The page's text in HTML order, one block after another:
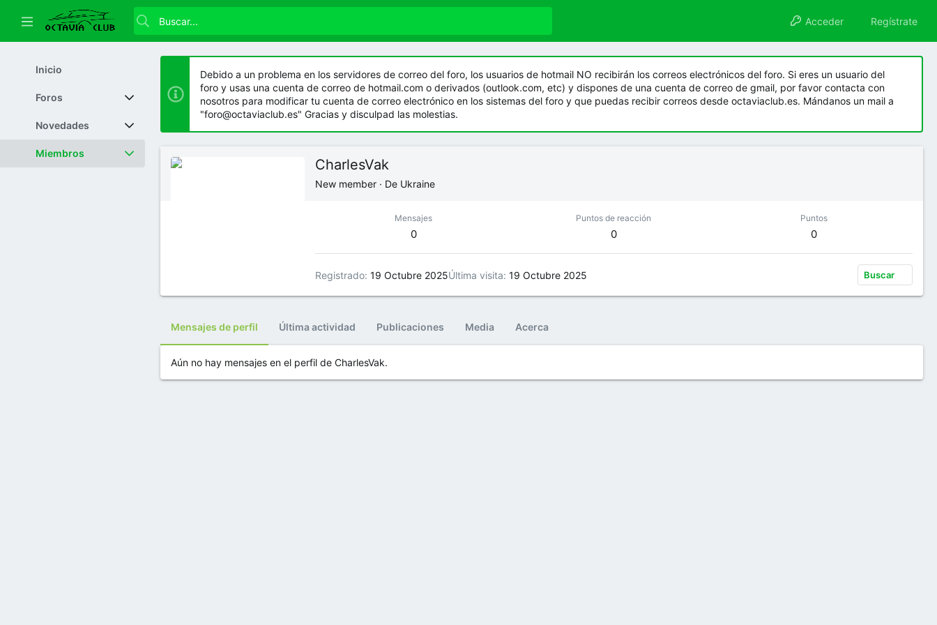
Acceder Regístrate
Inicio
Foros
Nuevos mensajes
Buscar en foros
Novedades
Featured content
Miembros
Debido a un problema en los servidores de correo del foro, los usuarios de hotmail NO recibirán los correos electrónicos del foro. Si eres un usuario del
foro y usas una cuenta de correo de hotmail.com o derivados (outlook.com, etc) y dispones de una cuenta de correo de gmail, por favor contacta con
nosotros para modificar tu cuenta de correo electrónico en los sistemas del foro y que puedas recibir correos desde octaviaclub.es. Mándanos un mail a
"foro@octaviaclub.es" Gracias y disculpad las molestias.
CharlesVak
New member · De Ukraine
Mensajes
0
Puntos de reacción
0
Puntos
0
Registrado 19 Octubre 2025Última visita 19 Octubre 2025 Buscar
Mensajes de perfil Última actividad Publicaciones Media Acerca
Aún no hay mensajes en el perfil de CharlesVak.